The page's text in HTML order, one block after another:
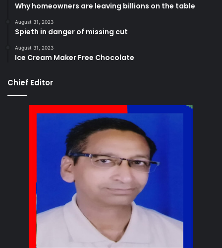
Why homeowners are leaving billions on the table
August 31, 2023
Spieth in danger of missing cut
August 31, 2023
Ice Cream Maker Free Chocolate
Chief Editor